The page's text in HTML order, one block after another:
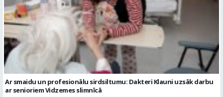
Ar smaidu un profesionālu sirdsiltumu: Dakteri Klauni uzsāk darbu
ar senioriem Vidzemes slimnīcā